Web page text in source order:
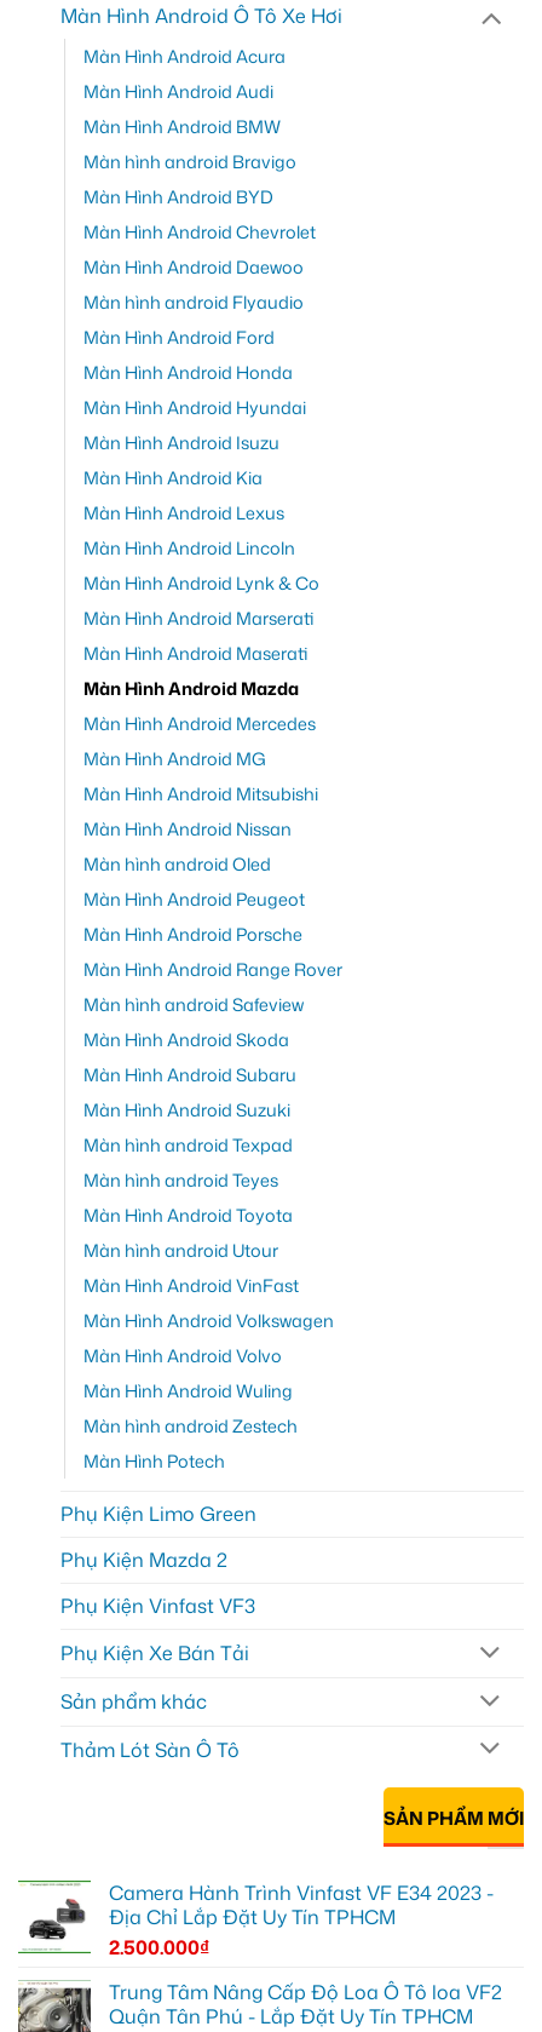
Màn Hình Android Ô Tô Xe Hơi
Màn Hình Android Acura
Màn Hình Android Audi
Màn Hình Android BMW
Màn hình android Bravigo
Màn Hình Android BYD
Màn Hình Android Chevrolet
Màn Hình Android Daewoo
Màn hình android Flyaudio
Màn Hình Android Ford
Màn Hình Android Honda
Màn Hình Android Hyundai
Màn Hình Android Isuzu
Màn Hình Android Kia
Màn Hình Android Lexus
Màn Hình Android Lincoln
Màn Hình Android Lynk & Co
Màn Hình Android Marserati
Màn Hình Android Maserati
Màn Hình Android Mazda
Màn Hình Android Mercedes
Màn Hình Android MG
Màn Hình Android Mitsubishi
Màn Hình Android Nissan
Màn hình android Oled
Màn Hình Android Peugeot
Màn Hình Android Porsche
Màn Hình Android Range Rover
Màn hình android Safeview
Màn Hình Android Skoda
Màn Hình Android Subaru
Màn Hình Android Suzuki
Màn hình android Texpad
Màn hình android Teyes
Màn Hình Android Toyota
Màn hình android Utour
Màn Hình Android VinFast
Màn Hình Android Volkswagen
Màn Hình Android Volvo
Màn Hình Android Wuling
Màn hình android Zestech
Màn Hình Potech
Phụ Kiện Limo Green
Phụ Kiện Mazda 2
Phụ Kiện Vinfast VF3
Phụ Kiện Xe Bán Tải
Sản phẩm khác
Thảm Lót Sàn Ô Tô
SẢN PHẨM MỚI
Camera Hành Trình Vinfast VF E34 2023 -
Địa Chỉ Lắp Đặt Uy Tín TPHCM
2.500.000₫
Trung Tâm Nâng Cấp Độ Loa Ô Tô loa VF2
Quận Tân Phú - Lắp Đặt Uy Tín TPHCM